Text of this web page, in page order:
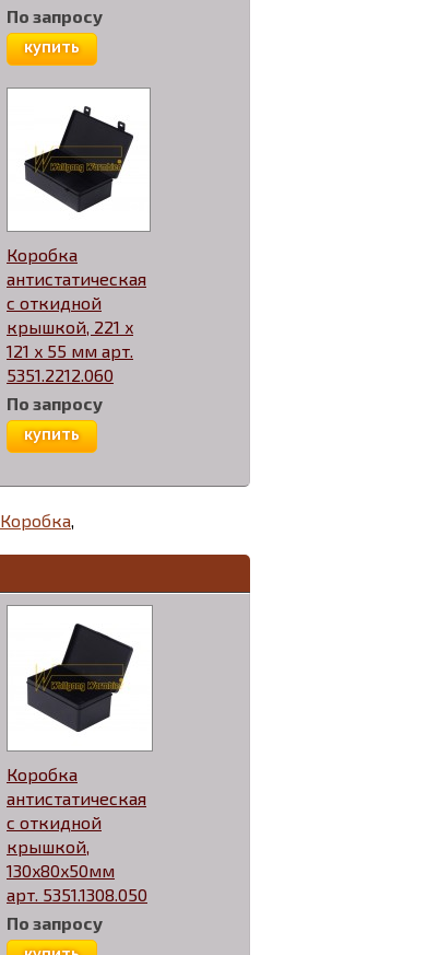
По запросу
купить
Коробка
антистатическая
с откидной
крышкой, 221 x
121 x 55 мм арт.
5351.2212.060
По запросу
купить
Коробка,
Коробка
антистатическая
с откидной
крышкой,
130x80x50мм
арт. 5351.1308.050
По запросу